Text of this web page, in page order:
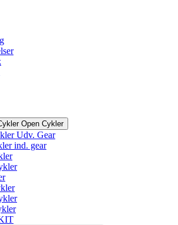
Open Cykler
Udv. Gear
ind. gear